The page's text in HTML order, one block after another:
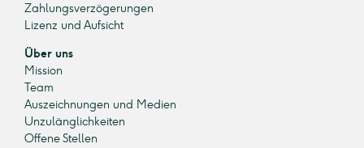
Zahlungsverzögerungen
Lizenz und Aufsicht
Über uns
Mission
Team
Auszeichnungen und Medien
Unzulänglichkeiten
Offene Stellen